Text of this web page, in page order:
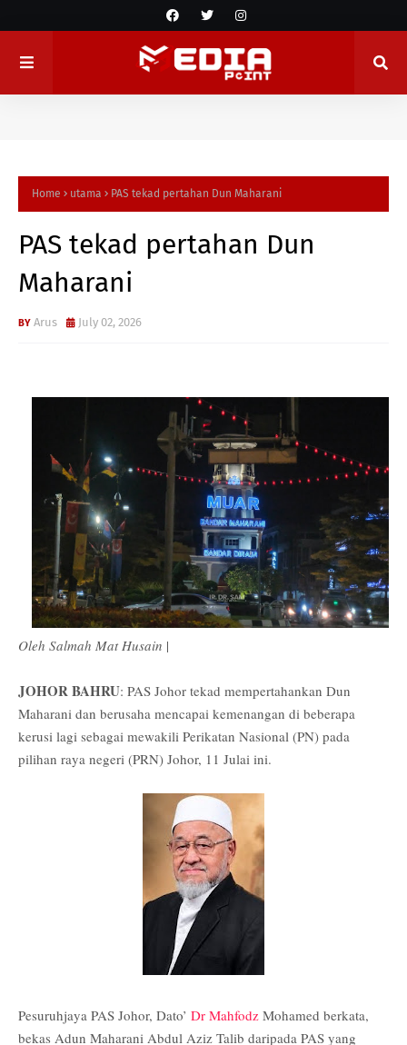
Home utama PAS tekad pertahan Dun Maharani
PAS tekad pertahan Dun
Maharani
Arus July 02, 2026
Oleh Salmah Mat Husain |
JOHOR BAHRU: PAS Johor tekad mempertahankan Dun
Maharani dan berusaha mencapai kemenangan di beberapa
kerusi lagi sebagai mewakili Perikatan Nasional (PN) pada
pilihan raya negeri (PRN) Johor, 11 Julai ini.
Pesuruhjaya PAS Johor, Dato’ Dr Mahfodz Mohamed berkata,
bekas Adun Maharani Abdul Aziz Talib daripada PAS yang